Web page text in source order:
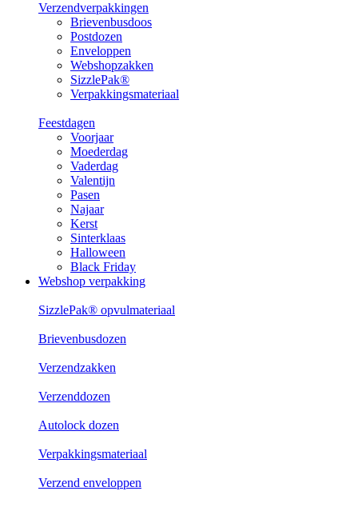
Verzendverpakkingen
Brievenbusdoos
Postdozen
Enveloppen
Webshopzakken
SizzlePak®
Verpakkingsmateriaal
Feestdagen
Voorjaar
Moederdag
Vaderdag
Valentijn
Pasen
Najaar
Kerst
Sinterklaas
Halloween
Black Friday
Webshop verpakking
SizzlePak® opvulmateriaal
Brievenbusdozen
Verzendzakken
Verzenddozen
Autolock dozen
Verpakkingsmateriaal
Verzend enveloppen